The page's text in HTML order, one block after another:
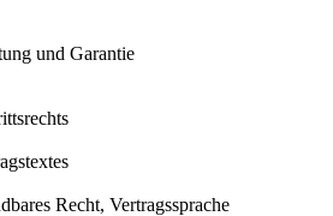
und Garantie
Recht, Vertragssprache